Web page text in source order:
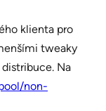
klienta pro
tweaky
Na
non-